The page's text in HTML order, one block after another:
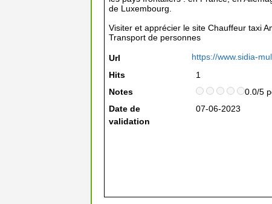
de Luxembourg.
Visiter et apprécier le site Chauffeur taxi
Transport de personnes
Url
https://www.sidia-
Hits
1
Notes
0.0/5
Date de
validation
07-06-2023